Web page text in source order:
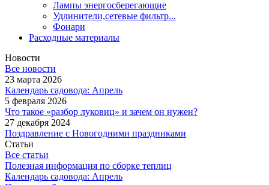
Лампы энергосберегающие
Удлинители,сетевые фильтр...
Фонари
Расходные материалы
Новости
Все новости
23 марта 2026
Календарь садовода: Апрель
5 февраля 2026
Что такое «разбор луковиц» и зачем он нужен?
27 декабря 2024
Поздравление с Новогодними праздниками
Статьи
Все статьи
Полезная информация по сборке теплиц
Календарь садовода: Апрель